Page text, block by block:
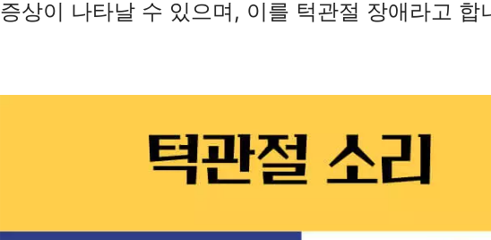
증상이 나타날 수 있으며, 이를 턱관절 장애라고 합